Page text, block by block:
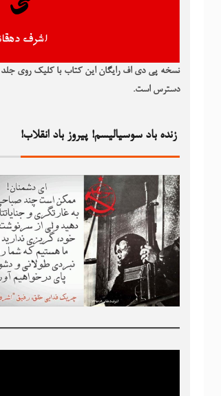
نسخه پی دی اف رایگان این کتاب با کلیک روی جلد
دسترس است.
زنده باد سوسیالیسم! پیروز باد انقلاب!